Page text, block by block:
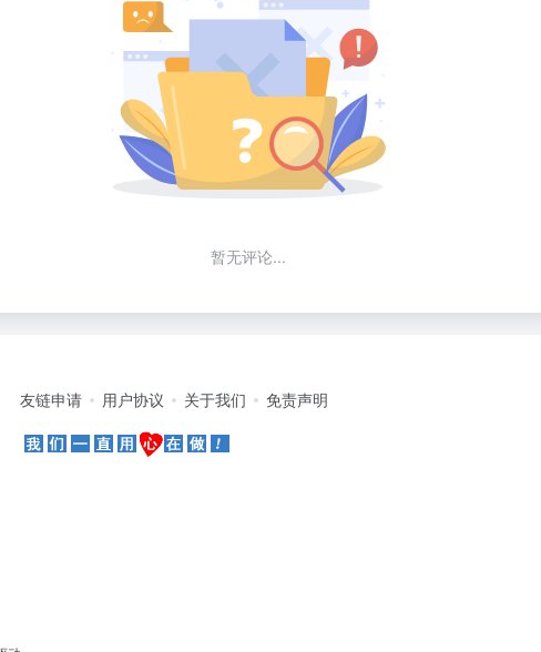
暂无评论...
友链申请 用户协议 关于我们 免责声明